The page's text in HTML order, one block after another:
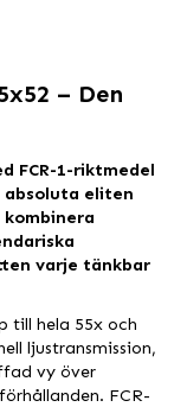
– Den
FCR-1-riktmedel
eliten
kombinera
varje tänkbar
till hela 55x och
ljustransmission,
vy över
FCR-